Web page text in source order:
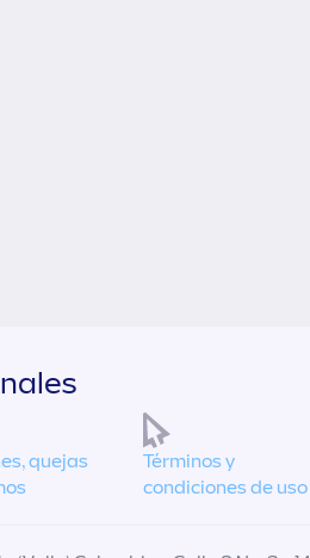
quejas
Términos y
condiciones de uso